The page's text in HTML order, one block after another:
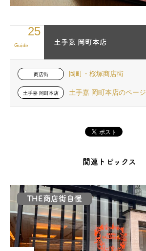
Guide
25
土手嘉 岡町本店
商店街 岡町・桜塚商店街
土手嘉 岡町本店 土手嘉 岡町本店のページ
関連トピックス
THE商店街自慢